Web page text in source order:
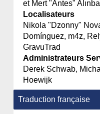
et Mert "Antes"
Localisateurs
Nikola "Dzonny"
Domínguez, m4z,
GravuTrad
Administrateurs
Derek Schwab,
Hoewijk
Traduction française